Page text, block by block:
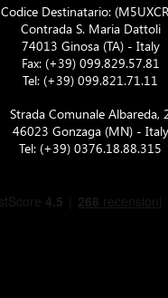
Codice Destinatario:
Contrada S. Maria Dattoli
74013 Ginosa (TA) - Italy
Fax: (+39) 099.829.57.81
Tel: (+39) 099.821.71.11
Strada Comunale Albareda,
46023 Gonzaga (MN) - Italy
Tel: (+39) 0376.18.88.315